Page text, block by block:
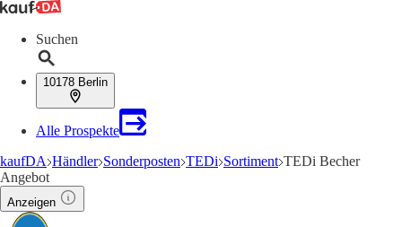
Suchen
10178 Berlin
Alle Prospekte
kaufDA Händler Sonderposten TEDi Sortiment TEDi Becher
Angebot
Anzeigen